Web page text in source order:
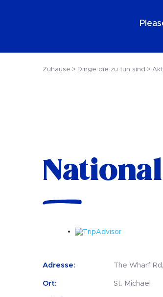
Zuhause Dinge die zu tun sind
Adresse: The Wharf
Ort: St. Michael